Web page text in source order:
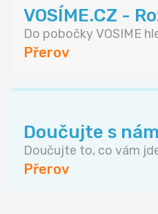
VOSÍME.CZ -
Do pobočky VOSIME
Přerov
Doučujte s
Doučujte to, co vám
Přerov